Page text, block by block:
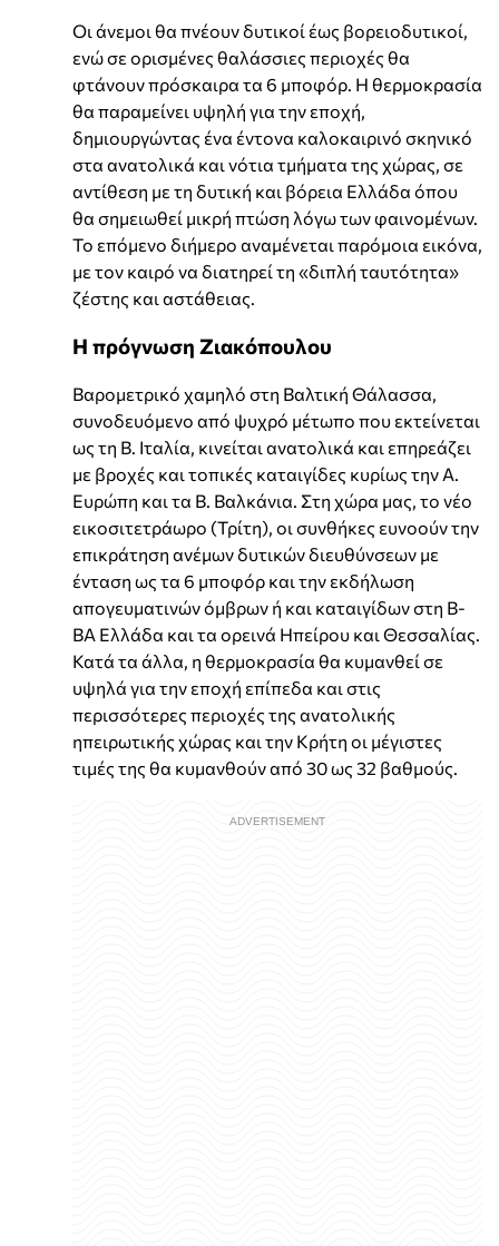
Οι άνεμοι θα πνέουν δυτικοί έως βορειοδυτικοί,
ενώ σε ορισμένες θαλάσσιες περιοχές θα
φτάνουν πρόσκαιρα τα 6 μποφόρ. Η θερμοκρασία
θα παραμείνει υψηλή για την εποχή,
δημιουργώντας ένα έντονα καλοκαιρινό σκηνικό
στα ανατολικά και νότια τμήματα της χώρας, σε
αντίθεση με τη δυτική και βόρεια Ελλάδα όπου
θα σημειωθεί μικρή πτώση λόγω των φαινομένων.
Το επόμενο διήμερο αναμένεται παρόμοια εικόνα,
με τον καιρό να διατηρεί τη «διπλή ταυτότητα»
ζέστης και αστάθειας.
Η πρόγνωση Ζιακόπουλου
Βαρομετρικό χαμηλό στη Βαλτική Θάλασσα,
συνοδευόμενο από ψυχρό μέτωπο που εκτείνεται
ως τη Β. Ιταλία, κινείται ανατολικά και επηρεάζει
με βροχές και τοπικές καταιγίδες κυρίως την Α.
Ευρώπη και τα Β. Βαλκάνια. Στη χώρα μας, το νέο
εικοσιτετράωρο (Τρίτη), οι συνθήκες ευνοούν την
επικράτηση ανέμων δυτικών διευθύνσεων με
ένταση ως τα 6 μποφόρ και την εκδήλωση
απογευματινών όμβρων ή και καταιγίδων στη Β-
ΒΑ Ελλάδα και τα ορεινά Ηπείρου και Θεσσαλίας.
Κατά τα άλλα, η θερμοκρασία θα κυμανθεί σε
υψηλά για την εποχή επίπεδα και στις
περισσότερες περιοχές της ανατολικής
ηπειρωτικής χώρας και την Κρήτη οι μέγιστες
τιμές της θα κυμανθούν από 30 ως 32 βαθμούς.